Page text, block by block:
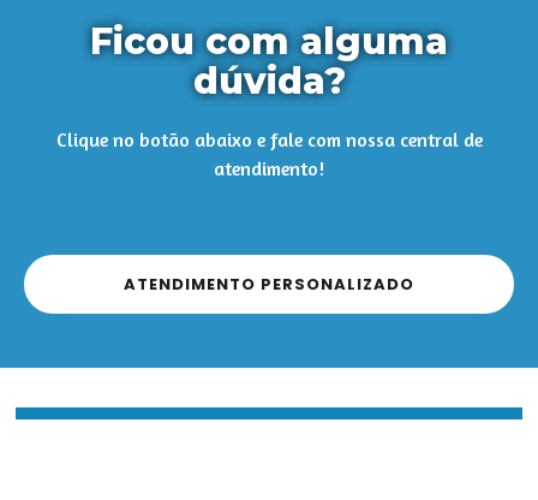
Ficou com alguma
dúvida?
Clique no botão abaixo e fale com nossa central de
atendimento!
ATENDIMENTO PERSONALIZADO